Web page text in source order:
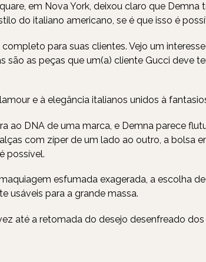
em Nova York, deixou claro que
do italiano americano, se é que isso é
para suas clientes. Vejo um
são as peças que um(a) cliente Gucci deve
e à elegância italianos unidos à
DNA de uma marca, e Demna parece
com zíper de um lado ao outro, a bolsa
possível.
esfumada exagerada, a escolha
usáveis para a grande massa.
até a retomada do desejo desenfreado